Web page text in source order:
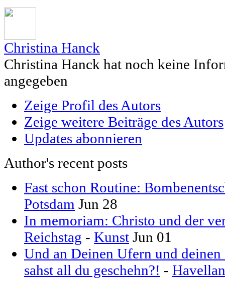
Christina Hanck
Christina Hanck hat noch keine
angegeben
Zeige Profil des Autors
Zeige weitere Beiträge des Autors
Updates abonnieren
Author's recent posts
Fast schon Routine:
Potsdam Jun 28
In memoriam: Christo und der
Reichstag - Kunst Jun 01
Und an Deinen Ufern und
sahst all du geschehn?! -